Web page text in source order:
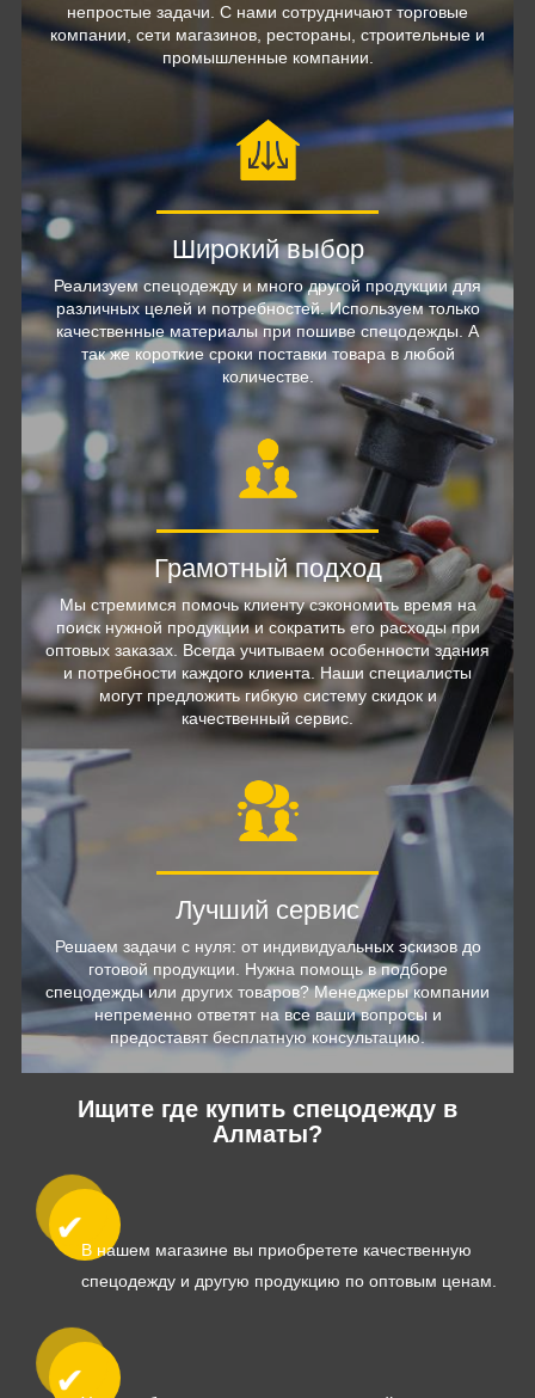
непростые задачи. С нами сотрудничают торговые
компании, сети магазинов, рестораны, строительные и
промышленные компании.
Широкий выбор
Реализуем спецодежду и много другой продукции для
различных целей и потребностей. Используем только
качественные материалы при пошиве спецодежды. А
так же короткие сроки поставки товара в любой
количестве.
Грамотный подход
Мы стремимся помочь клиенту сэкономить время на
поиск нужной продукции и сократить его расходы при
оптовых заказах. Всегда учитываем особенности здания
и потребности каждого клиента. Наши специалисты
могут предложить гибкую систему скидок и
качественный сервис.
Лучший сервис
Решаем задачи с нуля: от индивидуальных эскизов до
готовой продукции. Нужна помощь в подборе
спецодежды или других товаров? Менеджеры компании
непременно ответят на все ваши вопросы и
предоставят бесплатную консультацию.
Ищите где купить спецодежду в
Алматы?
В нашем магазине вы приобретете качественную
спецодежду и другую продукцию по оптовым ценам.